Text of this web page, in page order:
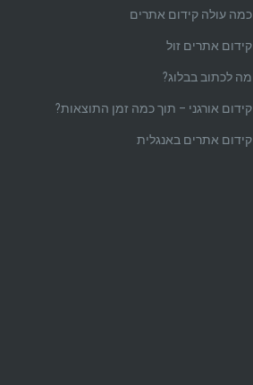
כמה עולה קידום אתרים
קידום אתרים זול
מה לכתוב בבלוג?
קידום אורגני – תוך כמה זמן התוצאות?
קידום אתרים באנגלית